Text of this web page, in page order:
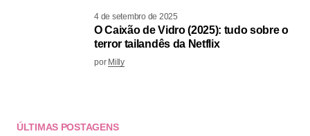
4 de setembro de 2025
O Caixão de Vidro (2025): tudo sobre o
terror tailandês da Netflix
por Milly
ÚLTIMAS POSTAGENS